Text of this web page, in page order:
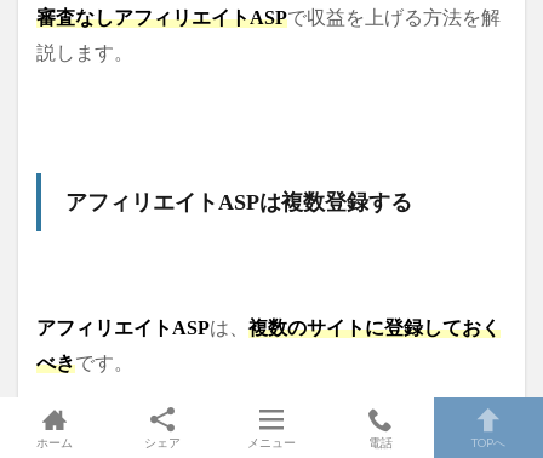
審査なしアフィリエイトASPで収益を上げる方法を解
説します。
アフィリエイトASPは複数登録する
アフィリエイト ASPは、 複数のサイトに登録しておく
べきです。
ホーム シェア メニュー 電話 TOPへ